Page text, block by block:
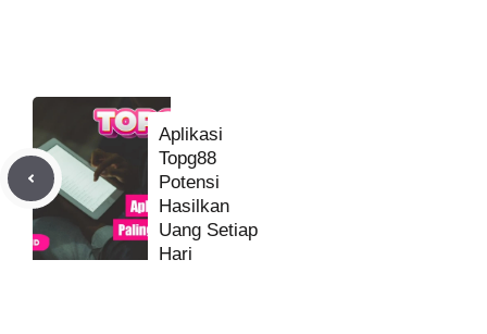
Aplikasi
Topg88
Potensi
Hasilkan
Uang Setiap
Hari